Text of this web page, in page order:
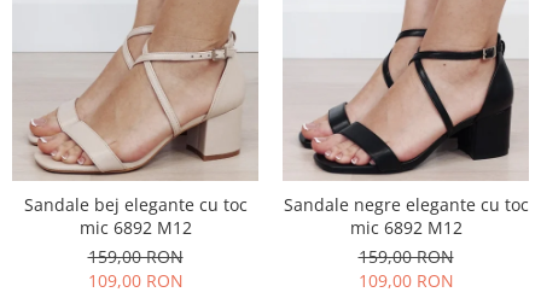
Sandale bej elegante cu toc
mic 6892 M12
159,00 RON
109,00 RON
Sandale negre elegante cu toc
mic 6892 M12
159,00 RON
109,00 RON